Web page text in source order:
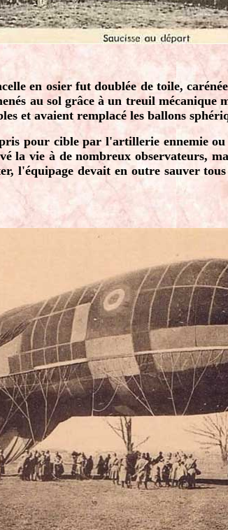
en osier fut doublée de toile,
au sol grâce à un treuil
et avaient remplacé les ballons
pour cible par l'artillerie ennemie
la vie à de nombreux observateurs,
l'équipage devait en outre sauver